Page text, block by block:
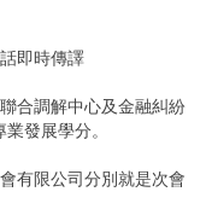
即時傳譯
合調解中心及金融糾紛
發展學分。
有限公司分別就是次會